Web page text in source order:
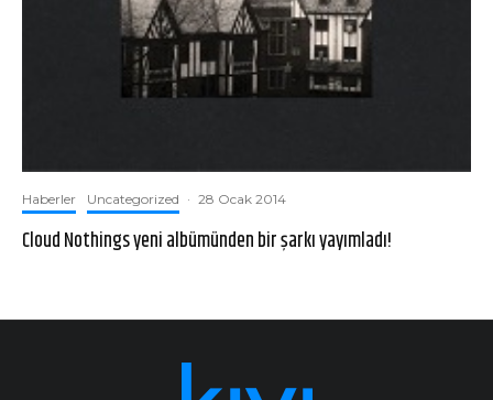
Haberler Uncategorized · 28 Ocak 2014
Cloud Nothings yeni albümünden bir şarkı yayımladı!